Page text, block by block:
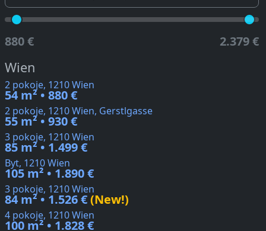
880 € 2.379 €
Wien
2 pokoje, 1210 Wien
54 m² • 880 €
2 pokoje, 1210 Wien, Gerstlgasse
55 m² • 930 €
3 pokoje, 1210 Wien
85 m² • 1.499 €
Byt, 1210 Wien
105 m² • 1.890 €
3 pokoje, 1210 Wien
84 m² • 1.526 €(New!)
4 pokoje, 1210 Wien
100 m² • 1.828 €